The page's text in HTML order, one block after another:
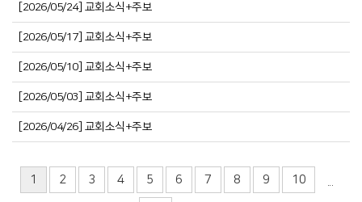
[2026/05/24] 교회소식+주보
[2026/05/17] 교회소식+주보
[2026/05/10] 교회소식+주보
[2026/05/03] 교회소식+주보
[2026/04/26] 교회소식+주보
1 2 3 4 5 6 7 8 9 10